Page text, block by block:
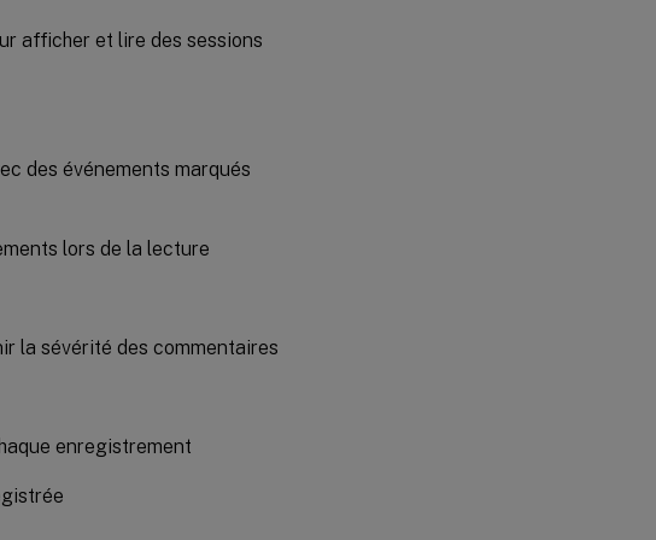
afficher et lire des sessions
des événements marqués
lors de la lecture
la sévérité des commentaires
enregistrement